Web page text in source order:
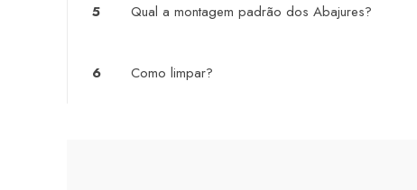
5 Qual a montagem padrão dos Abajures?
6 Como limpar?